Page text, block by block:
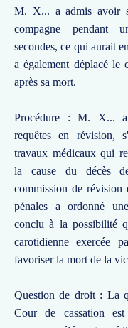
M. X... a admis avoir
compagne pendant
secondes, ce qui aurait
a également déplacé le
après sa mort.
Procédure : M. X... a
requêtes en révision,
travaux médicaux qui
la cause du décès
commission de révision
pénales a ordonné
conclu à la possibilité
carotidienne exercée
favoriser la mort de la
Question de droit : La
Cour de cassation